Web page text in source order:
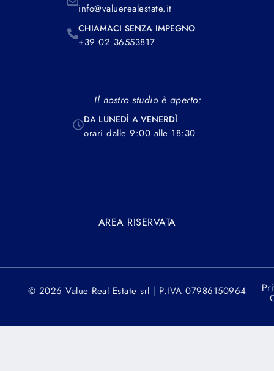
info@valuerealestate.it
CHIAMACI SENZA IMPEGNO
+39 02 36553817
Il nostro studio è aperto:
DA LUNEDÌ A VENERDÌ
orari dalle 9:00 alle 18:30
AREA RISERVATA
© 2026 Value Real Estate srl | P.IVA 07986150964